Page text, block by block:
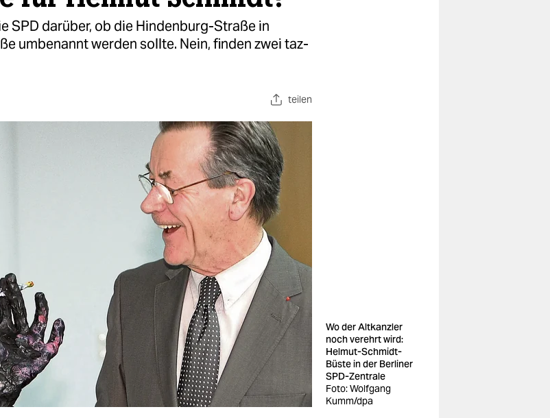
SPD darüber, ob die Hindenburg-Straße in
umbenannt werden sollte. Nein, finden zwei taz-
teilen
Wo der Altkanzler
noch verehrt wird:
Helmut-Schmidt-
Büste in der Berliner
SPD-Zentrale
Foto: Wolfgang
Kumm/dpa